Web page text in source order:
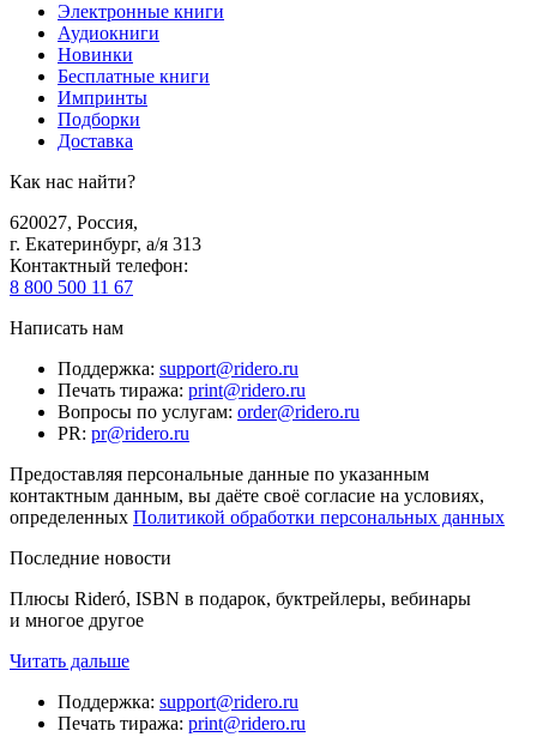
Электронные книги
Аудиокниги
Новинки
Бесплатные книги
Импринты
Подборки
Доставка
Как нас найти?
620027, Россия,
г. Екатеринбург, а/я 313
Контактный телефон:
8 800 500 11 67
Написать нам
Поддержка: support@ridero.ru
Печать тиража: print@ridero.ru
Вопросы по услугам: order@ridero.ru
PR: pr@ridero.ru
Предоставляя персональные данные по указанным
контактным данным, вы даёте своё согласие на условиях,
определенных Политикой обработки персональных данных
Последние новости
Плюсы Rideró, ISBN в подарок, буктрейлеры, вебинары
и многое другое
Читать дальше
Поддержка: support@ridero.ru
Печать тиража: print@ridero.ru